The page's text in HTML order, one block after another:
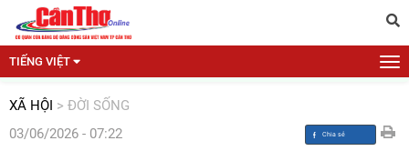
TIẾNG VIỆT
XÃ HỘI > ĐỜI SỐNG
03/06/2026 - 07:22